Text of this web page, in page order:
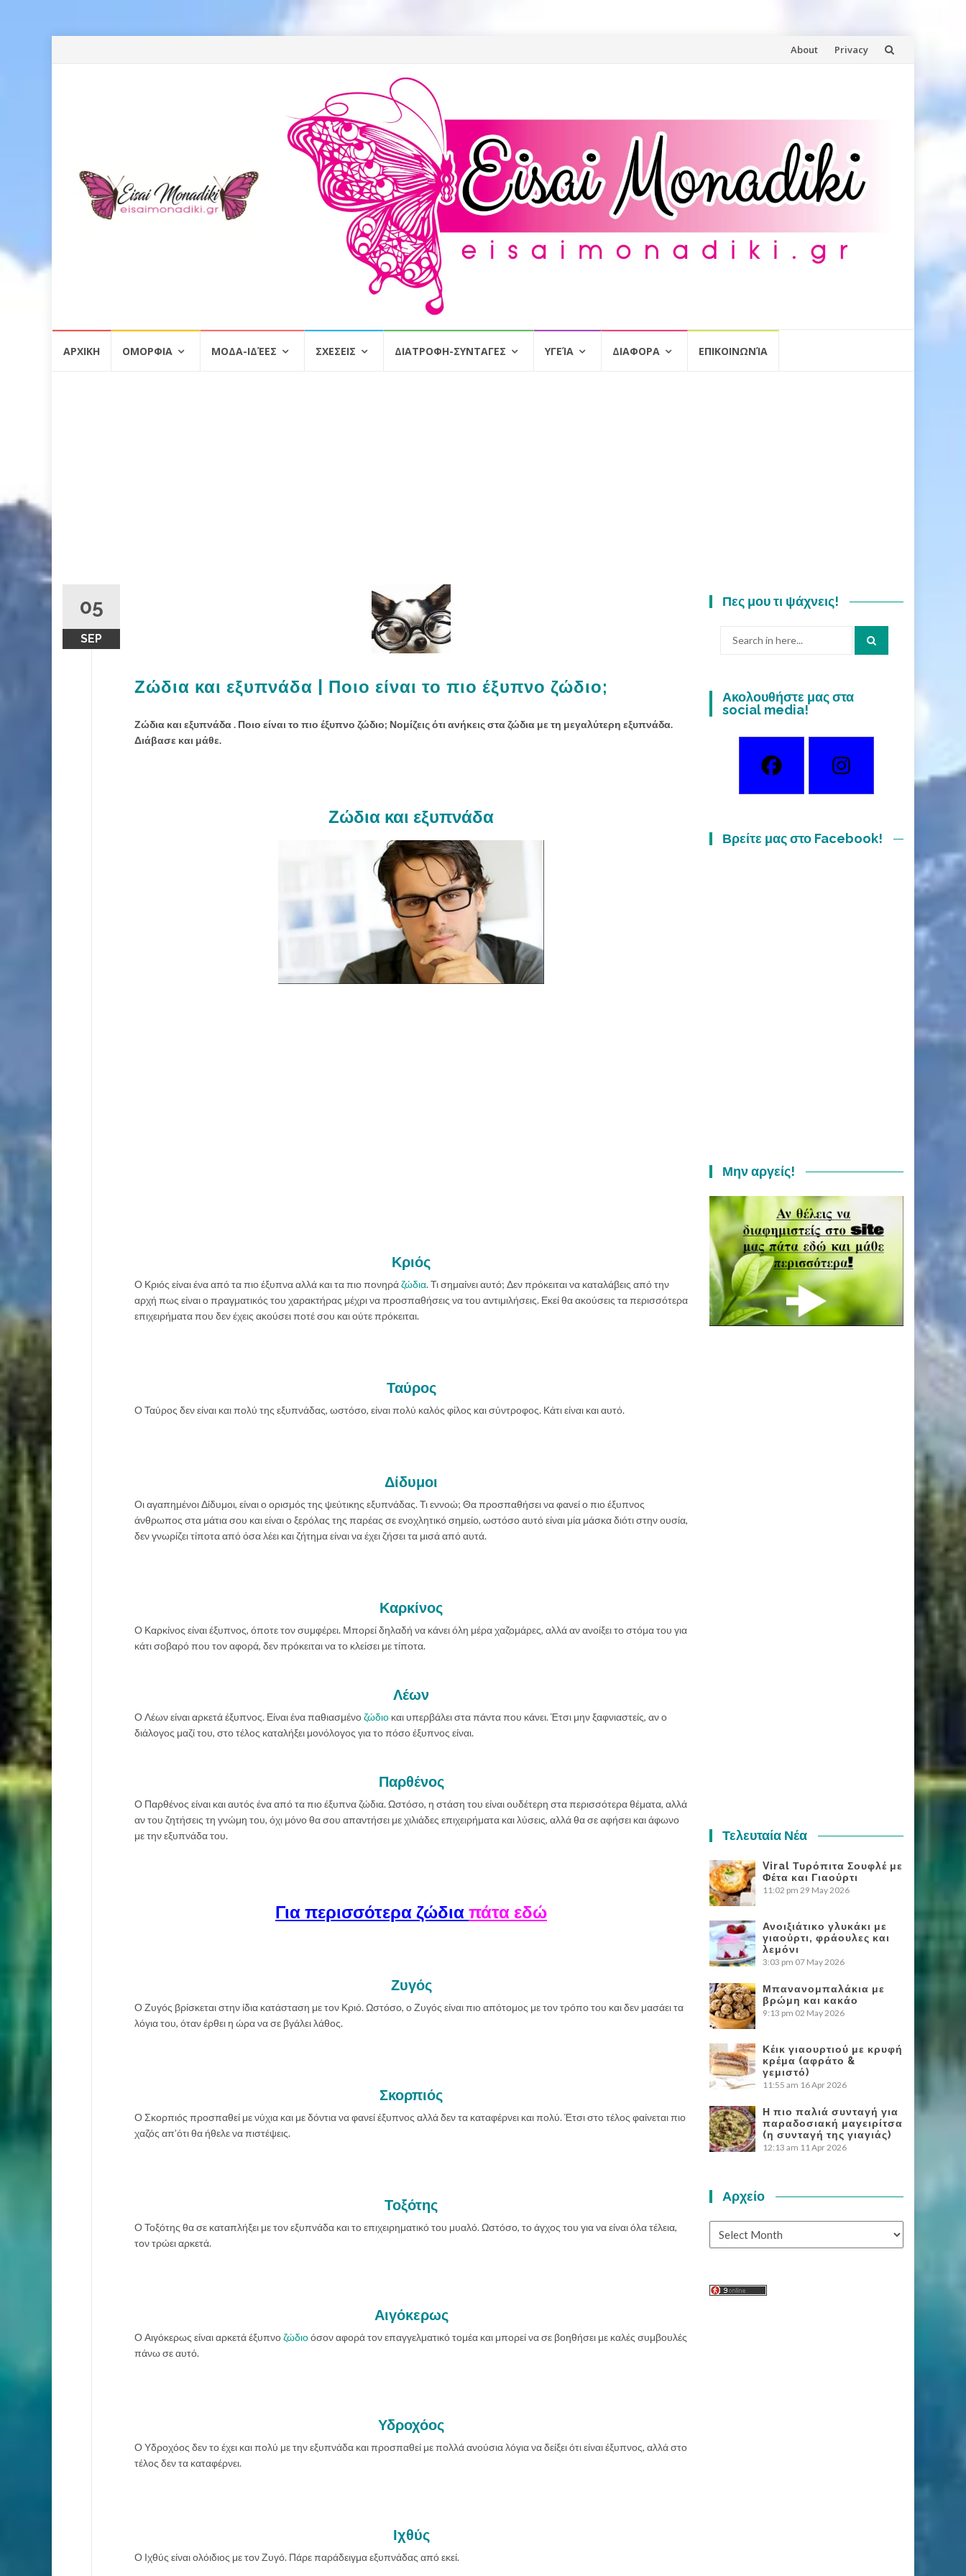
Skip
About Privacy
ΑΡΧΙΚΗ ΟΜΟΡΦΙΑ ΜΟΔΑ-ΙΔΈΕΣ ΣΧΕΣΕΙΣ ΔΙΑΤΡΟΦΗ-ΣΥΝΤΑΓΕΣ ΥΓΕΊΑ ΔΙΑΦΟΡΑ ΕΠΙΚΟΙΝΩΝΊΑ
05
SEP
Ζώδια και εξυπνάδα | Ποιο είναι το πιο έξυπνο ζώδιο;
Ζώδια και εξυπνάδα . Ποιο είναι το πιο έξυπνο ζώδιο; Νομίζεις ότι ανήκεις στα ζώδια με τη μεγαλύτερη εξυπνάδα.
Διάβασε και μάθε.
Ζώδια και εξυπνάδα
Κριός
Ο Κριός είναι ένα από τα πιο έξυπνα αλλά και τα πιο πονηράζώδια. Τι σημαίνει αυτό; Δεν πρόκειται να καταλάβεις από την
αρχή πως είναι ο πραγματικός του χαρακτήρας μέχρι να προσπαθήσεις να του αντιμιλήσεις. Εκεί θα ακούσεις τα περισσότερα
επιχειρήματα που δεν έχεις ακούσει ποτέ σου και ούτε πρόκειται.
Ταύρος
Ο Ταύρος δεν είναι και πολύ της εξυπνάδας, ωστόσο, είναι πολύ καλός φίλος και σύντροφος. Κάτι είναι και αυτό.
Δίδυμοι
Οι αγαπημένοι Δίδυμοι, είναι ο ορισμός της ψεύτικης εξυπνάδας. Τι εννοώ; Θα προσπαθήσει να φανεί ο πιο έξυπνος
άνθρωπος στα μάτια σου και είναι ο ξερόλας της παρέας σε ενοχλητικό σημείο, ωστόσο αυτό είναι μία μάσκα διότι στην ουσία,
δεν γνωρίζει τίποτα από όσα λέει και ζήτημα είναι να έχει ζήσει τα μισά από αυτά.
Καρκίνος
Ο Καρκίνος είναι έξυπνος, όποτε τον συμφέρει. Μπορεί δηλαδή να κάνει όλη μέρα χαζομάρες, αλλά αν ανοίξει το στόμα του για
κάτι σοβαρό που τον αφορά, δεν πρόκειται να το κλείσει με τίποτα.
Λέων
Ο Λέων είναι αρκετά έξυπνος. Είναι ένα παθιασμένοζώδιο και υπερβάλει στα πάντα που κάνει. Έτσι μην ξαφνιαστείς, αν ο
διάλογος μαζί του, στο τέλος καταλήξει μονόλογος για το πόσο έξυπνος είναι.
Παρθένος
Ο Παρθένος είναι και αυτός ένα από τα πιο έξυπνα ζώδια. Ωστόσο, η στάση του είναι ουδέτερη στα περισσότερα θέματα, αλλά
αν του ζητήσεις τη γνώμη του, όχι μόνο θα σου απαντήσει με χιλιάδες επιχειρήματα και λύσεις, αλλά θα σε αφήσει και άφωνο
με την εξυπνάδα του.
Για περισσότερα ζώδια πάτα εδώ
Ζυγός
Ο Ζυγός βρίσκεται στην ίδια κατάσταση με τον Κριό. Ωστόσο, ο Ζυγός είναι πιο απότομος με τον τρόπο του και δεν μασάει τα
λόγια του, όταν έρθει η ώρα να σε βγάλει λάθος.
Σκορπιός
Ο Σκορπιός προσπαθεί με νύχια και με δόντια να φανεί έξυπνος αλλά δεν τα καταφέρνει και πολύ. Έτσι στο τέλος φαίνεται πιο
χαζός απ’ότι θα ήθελε να πιστέψεις.
Τοξότης
Ο Τοξότης θα σε καταπλήξει με τον εξυπνάδα και το επιχειρηματικό του μυαλό. Ωστόσο, το άγχος του για να είναι όλα τέλεια,
τον τρώει αρκετά.
Αιγόκερως
Ο Αιγόκερως είναι αρκετά έξυπνοζώδιοόσον αφορά τον επαγγελματικό τομέα και μπορεί να σε βοηθήσει με καλές συμβουλές
πάνω σε αυτό.
Υδροχόος
Ο Υδροχόος δεν το έχει και πολύ με την εξυπνάδα και προσπαθεί με πολλά ανούσια λόγια να δείξει ότι είναι έξυπνος, αλλά στο
τέλος δεν τα καταφέρνει.
Ιχθύς
Ο Ιχθύς είναι ολόιδιος με τον Ζυγό. Πάρε παράδειγμα εξυπνάδας από εκεί.
Πες μου τι ψάχνεις!
Ακολουθήστε μας στα
social media!
Βρείτε μας στο Facebook!
Μην αργείς!
Τελευταία Νέα
Viral Τυρόπιτα Σουφλέ με
Φέτα και Γιαούρτι
11:02 pm 29 May 2026
Ανοιξιάτικο γλυκάκι με
γιαούρτι, φράουλες και
λεμόνι
3:03 pm 07 May 2026
Μπανανομπαλάκια με
βρώμη και κακάο
9:13 pm 02 May 2026
Κέικ γιαουρτιού με κρυφή
κρέμα (αφράτο &
γεμιστό)
11:55 am 16 Apr 2026
Η πιο παλιά συνταγή για
παραδοσιακή μαγειρίτσα
(η συνταγή της γιαγιάς)
12:13 am 11 Apr 2026
Αρχείο